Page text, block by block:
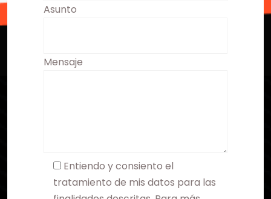
Asunto
Mensaje
Entiendo y consiento el
tratamiento de mis datos para las